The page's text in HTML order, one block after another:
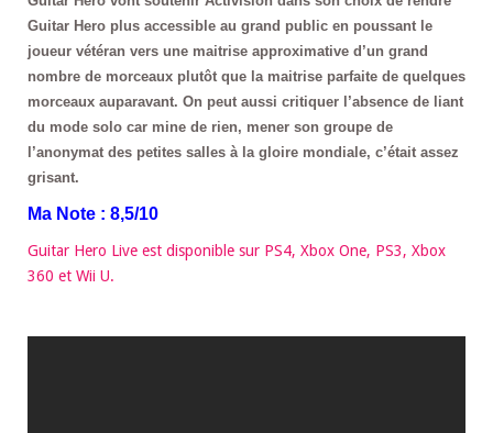
Guitar Hero plus accessible au grand public en poussant le
joueur vétéran vers une maitrise approximative d’un grand
nombre de morceaux plutôt que la maitrise parfaite de quelques
morceaux auparavant. On peut aussi critiquer l’absence de liant
du mode solo car mine de rien, mener son groupe de
l’anonymat des petites salles à la gloire mondiale, c’était assez
grisant.
Ma Note : 8,5/10
Guitar Hero Live est disponible sur PS4, Xbox One, PS3, Xbox
360 et Wii U.